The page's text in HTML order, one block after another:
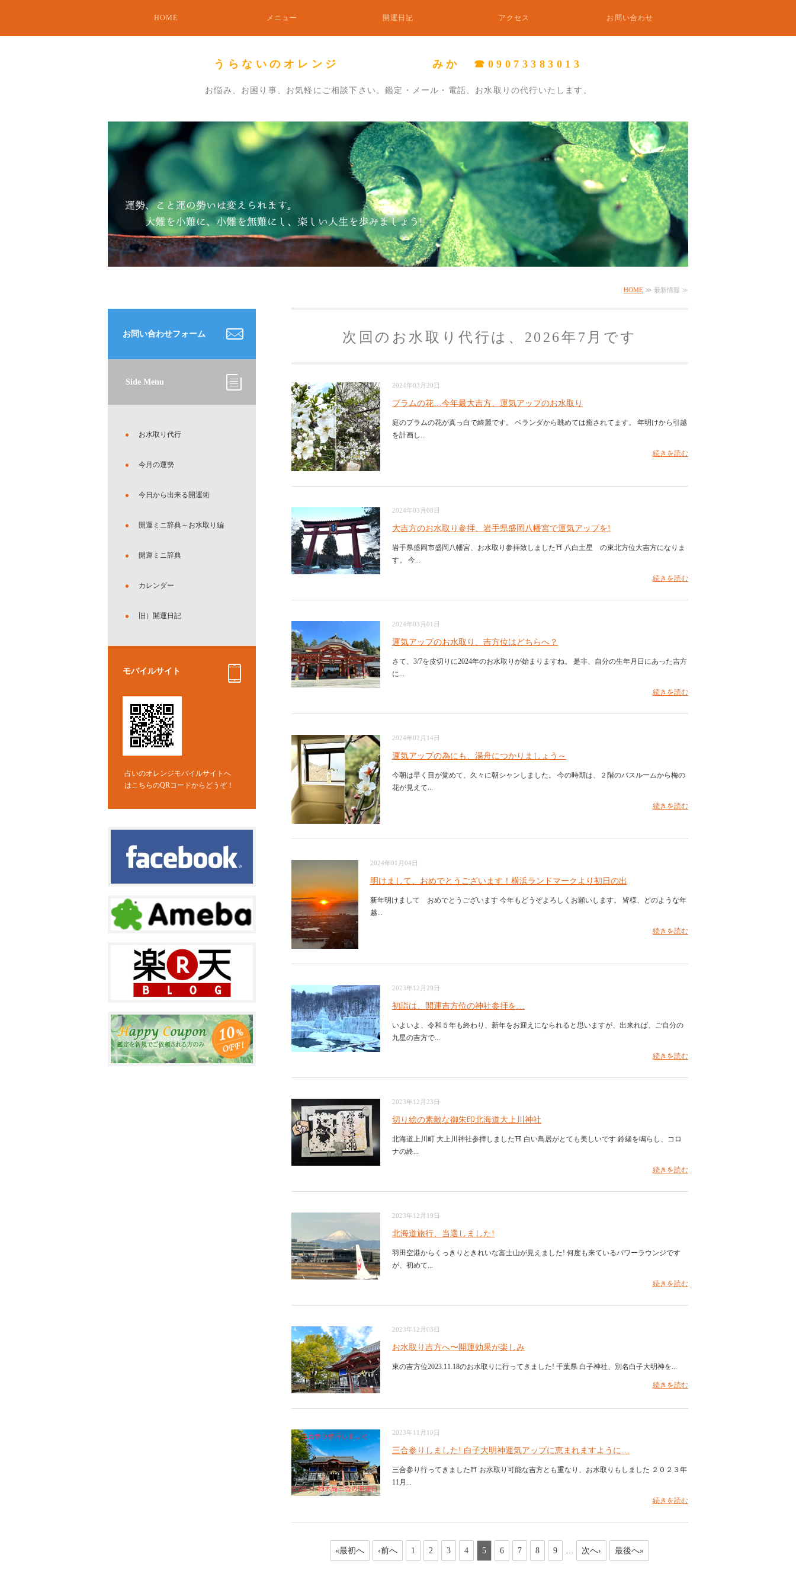
うらないのオレンジ みか ☎09073383013
お悩み、お困り事、お気軽にご相談下さい。鑑定・メール・電話、お水取りの代行いたします 。
HOME メニュー 開運日記 アクセス お問い合わせ
HOME ≫ 最新情報 ≫
次回のお水取り代行は、2026年7月です
2024年03月20日
プラムの花…今年最大吉方、運気アップのお水取り
庭のプラムの花が真っ白で綺麗です。 ベランダから眺めては癒されてます。 年明けから引越
を計画し...
続きを読む
2024年03月08日
大吉方のお水取り参拝、岩手県盛岡八幡宮で運気アップを!
岩手県盛岡市盛岡八幡宮、お水取り参拝致しました⛩️ 八白土星 の東北方位大吉方になりま
す。 今...
続きを読む
2024年03月01日
運気アップのお水取り、吉方位はどちらへ？
さて、3/7を皮切りに2024年のお水取りが始まりますね。 是非、自分の生年月日にあった吉方
に...
続きを読む
2024年02月14日
運気アップの為にも、湯舟につかりましょう～
今朝は早く目が覚めて、久々に朝シャンしました。 今の時期は、２階のバスルームから梅の
花が見えて...
続きを読む
2024年01月04日
明けまして、おめでとうございます！横浜ランドマークより初日の出
新年明けまして おめでとうございます 今年もどうぞよろしくお願いします。 皆様、どのような年
越...
続きを読む
2023年12月29日
初詣は、開運吉方位の神社参拝を…
いよいよ、令和５年も終わり、新年をお迎えになられると思いますが、出来れば、ご自分の
九星の吉方で...
続きを読む
2023年12月23日
切り絵の素敵な御朱印北海道大上川神社
北海道上川町 大上川神社参拝しました⛩️ 白い鳥居がとても美しいです 鈴緒を鳴らし、コロ
ナの終...
続きを読む
2023年12月19日
北海道旅行、当選しました!
羽田空港からくっきりときれいな富士山が見えました! 何度も来ているパワーラウンジです
が、初めて...
続きを読む
2023年12月03日
お水取り吉方へ〜開運効果が楽しみ
東の吉方位2023.11.18のお水取りに行ってきました! 千葉県 白子神社、別名白子大明神を...
続きを読む
2023年11月10日
三合参りしました! 白子大明神運気アップに恵まれますように…
三合参り行ってきました⛩️ お水取り可能な吉方とも重なり、お水取りもしました ２０２３年
11月...
続きを読む
«最初へ ‹前へ 1 2 3 4 5 6 7 8 9 次へ› 最後へ»
お問い合わせフォーム
Side Menu
お水取り代行
今月の運勢
今日から出来る開運術
開運ミニ辞典～お水取り編
開運ミニ辞典
カレンダー
旧）開運日記
モバイルサイト
占いのオレンジモバイルサイトへ
はこちらのQRコードからどうぞ！